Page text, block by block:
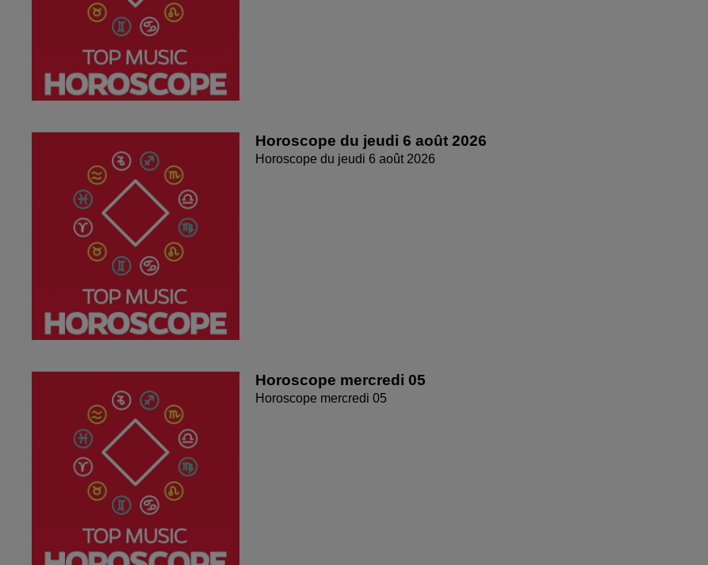
Horoscope du jeudi 6 août 2026
Horoscope du jeudi 6 août 2026
Horoscope mercredi 05
Horoscope mercredi 05